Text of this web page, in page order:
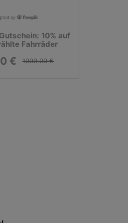
10% auf
Fahrräder
€ 1000.00 €